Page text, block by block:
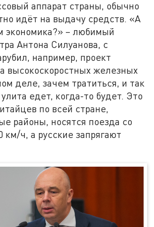
аппарат страны, обычно
идёт на выдачу средств. «А
экономика?» – любимый
Антона Силуанова, с
например, проект
высокоскоростных железных
деле, зачем тратиться, и так
едет, когда-то будет. Это
по всей стране,
районы, носятся поезда со
км/ч, а русские запрягают